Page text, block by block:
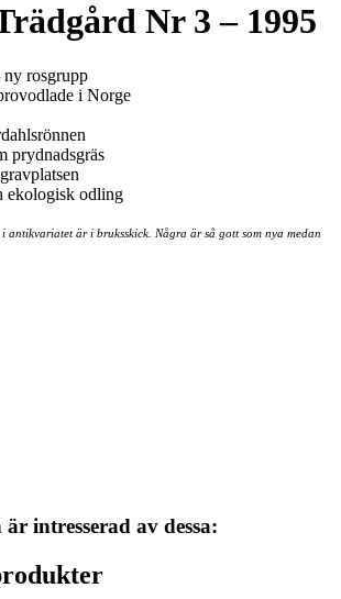
Nr 3 – 1995
ny rosgrupp
i Norge
prydnadsgräs
ekologisk odling
antikvariatet är i bruksskick. Några är så gott som nya medan
intresserad av dessa: